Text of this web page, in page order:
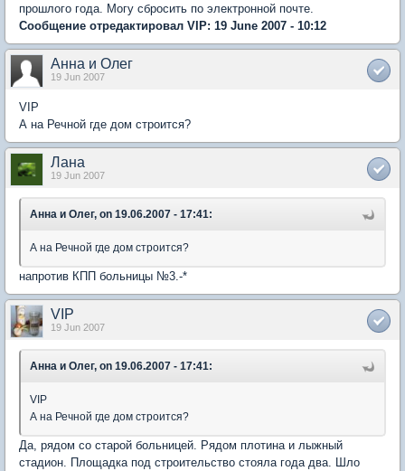
прошлого года. Могу сбросить по электронной почте.
Сообщение отредактировал VIP: 19 June 2007 - 10:12
Анна и Олег
19 Jun 2007
VIP
А на Речной где дом строится?
Лана
19 Jun 2007
Анна и Олег, on 19.06.2007 - 17:41:
А на Речной где дом строится?
напротив КПП больницы №3.-*
VIP
19 Jun 2007
Анна и Олег, on 19.06.2007 - 17:41:
VIP
А на Речной где дом строится?
Да, рядом со старой больницей. Рядом плотина и лыжный
стадион. Площадка под строительство стояла года два. Шло